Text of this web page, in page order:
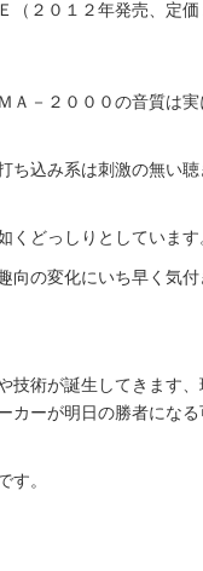
（２０１２年発売、定
Ａ－２０００の音質は
ち込み系は刺激の無い
くどっしりとしています
向の変化にいち早く気
技術が誕生してきます
カーが明日の勝者にな
す。